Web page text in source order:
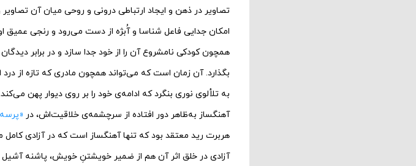
تصاویر در ذهن و ایجاد ارتباطی درونی و روحی میان آن
امکان جدایی فاعل شناسا و آُبژه از دست می‌رود و رنجی عمیق
همچون کودکی نامشروع آن را از خود جدا سازد و در برابر
به تلألوی نوری بنگرد که ادامه‌ی خود را بر روی دیوار پهن
آهنگساز به‌ظاهر دور افتاده از سرچشمه‌ی خلاقیت‌اش، در
هربرت رید معتقد بود که تنها آهنگساز است که در آزادی
آزادی در خلق اثر آن هم از ضمیر خویشتنِ خویش، پاشنه